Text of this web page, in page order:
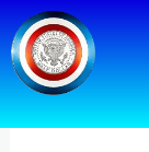
跳
至
主
要